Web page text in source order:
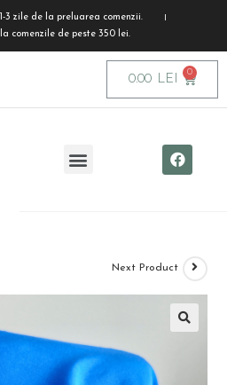
3 zile de la preluarea comenzii.
comenzile de peste 350 lei.
0.00 LEI
Next Product